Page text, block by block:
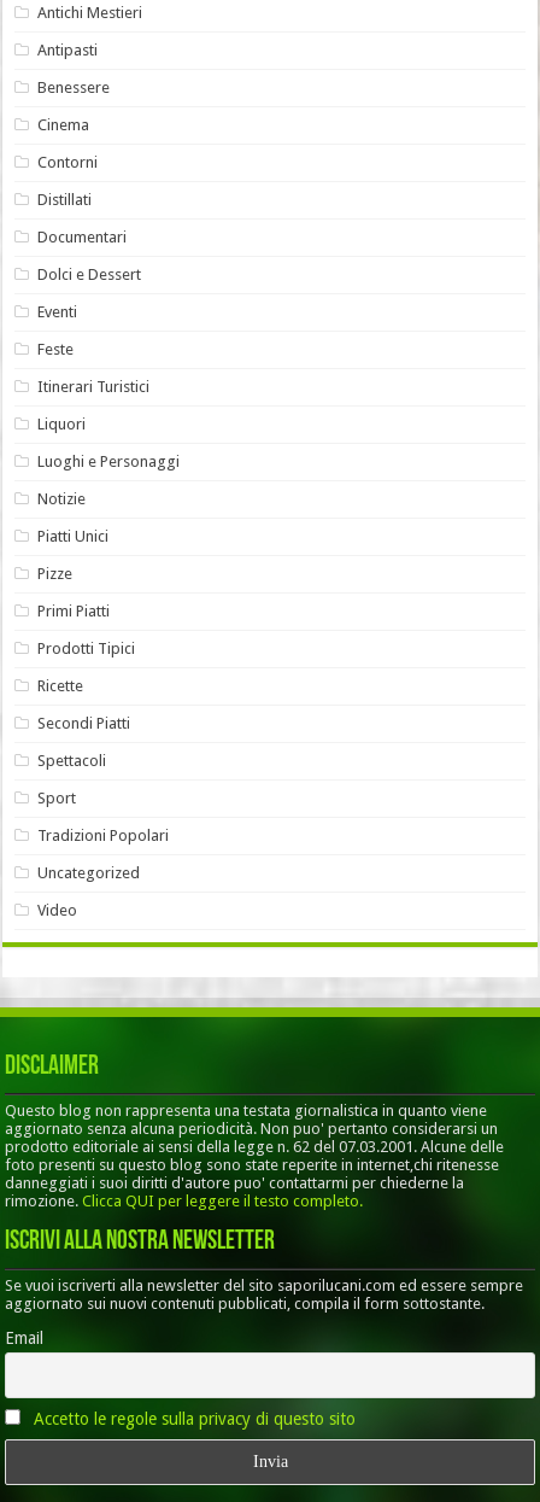
Antichi Mestieri
Antipasti
Benessere
Cinema
Contorni
Distillati
Documentari
Dolci e Dessert
Eventi
Feste
Itinerari Turistici
Liquori
Luoghi e Personaggi
Notizie
Piatti Unici
Pizze
Primi Piatti
Prodotti Tipici
Ricette
Secondi Piatti
Spettacoli
Sport
Tradizioni Popolari
Uncategorized
Video
Disclaimer
Questo blog non rappresenta una testata giornalistica in quanto viene
aggiornato senza alcuna periodicità. Non puo' pertanto considerarsi un
prodotto editoriale ai sensi della legge n. 62 del 07.03.2001. Alcune delle
foto presenti su questo blog sono state reperite in internet,chi ritenesse
danneggiati i suoi diritti d'autore puo' contattarmi per chiederne la
rimozione.Clicca QUI per leggere il testo completo.
Iscrivi alla nostra Newsletter
Se vuoi iscriverti alla newsletter del sito saporilucani.com ed essere sempre
aggiornato sui nuovi contenuti pubblicati, compila il form sottostante.
Email
Accetto le regole sulla privacy di questo sito